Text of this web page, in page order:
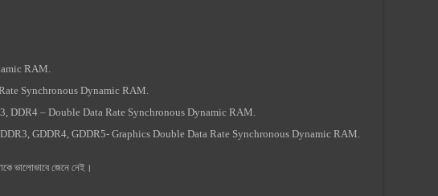
RAM.
Synchronous Dynamic RAM.
DDR4 – Double Data Rate Synchronous Dynamic RAM.
GDDR4, GDDR5- Graphics Double Data Rate Synchronous Dynamic RAM.
ভালোভাবে জেনে নেই।